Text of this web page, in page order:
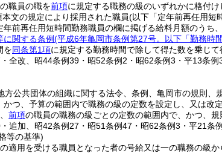
職員の職を前項に規定する職務の級のいずれかに格付け
文の規定により採用された職員(以下「定年前再任用短
年前再任用短時間勤務職員の欄に掲げる給料月額のうち
関する条例(平成6年亀岡市条例第27号。以下「勤務時
を同条第1項に規定する勤務時間で除して得た数を乗じて
全改、昭44条例39・昭52条例2・昭62条例3・平13条
方公共団体の組織に関する法令、条例、亀岡市の規則、
つ、予算の範囲内で職務の級の定数を設定し、又は改
前項の職員の職務の級ごとの定数の範囲内で、かつ、規
追加、昭42条例27・昭51条例47・昭62条例3・平21条
等の基準)
適用を受ける職員となった者の号給又は一の職務の級